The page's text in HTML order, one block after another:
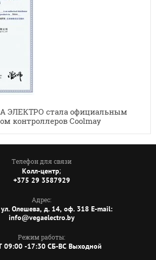
ЭЛЕКТРО стала официальным
контроллеров Coolmay
Телефон для связи
Колл-центр;
+375 29 3587929
Адрес:
Олешева, д. 14, оф. 318 E-mail:
info@vegaelectro.by
Режим работы:
09:00 -17:30 СБ-ВС Выходной